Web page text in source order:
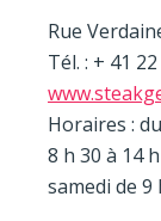
Rue
Tél. : + 41
Horaires :
8 h 30 à 14
samedi de 9